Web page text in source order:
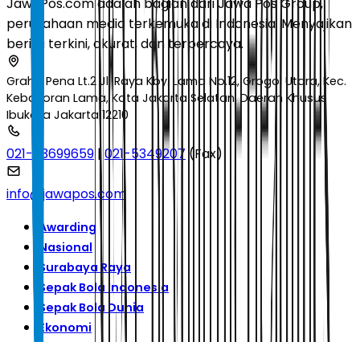
JawaPos.com adalah bagian dari Jawa Pos Group,
perusahaan media terkemuka di Indonesia. Menyajikan
berita terkini, akurat, dan terpercaya.
Graha Pena Lt.2 Jl. Raya Kby. Lama No.12, Grogol Utara, Kec.
Kebayoran Lama, Kota Jakarta Selatan, Daerah Khusus
Ibukota Jakarta 12210
021-53699659 |021-5349207 (Fax)
info@jawapos.com
Awarding
Nasional
Surabaya Raya
Sepak Bola Indonesia
Sepak Bola Dunia
Ekonomi